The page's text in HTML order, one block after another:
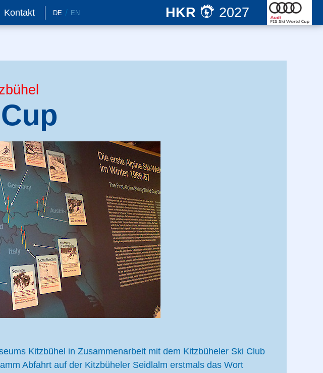
Kontakt DE EN HKR 2027
Kitzbühel in Zusammenarbeit mit dem Kitzbüheler Ski Club
Abfahrt auf der Kitzbüheler Seidlalm erstmals das Wort